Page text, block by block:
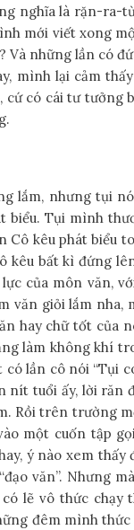
nghĩa là rặn-ra-
mới viết xong
những lần có
mình lại cảm
có cái tư tưởng
lắm, nhưng tụi
biểu. Tụi mình
kêu phát biểu
kêu bất kì đứng
của môn văn,
văn giỏi lắm nha,
hay chữ tốt của
làm không khí
lần cô nói “Tụi
nít tuổi ấy, lời răn
Rồi trên trường
một cuốn tập
ý nào xem
văn”. Nhưng
lẽ vô thức
đêm mình